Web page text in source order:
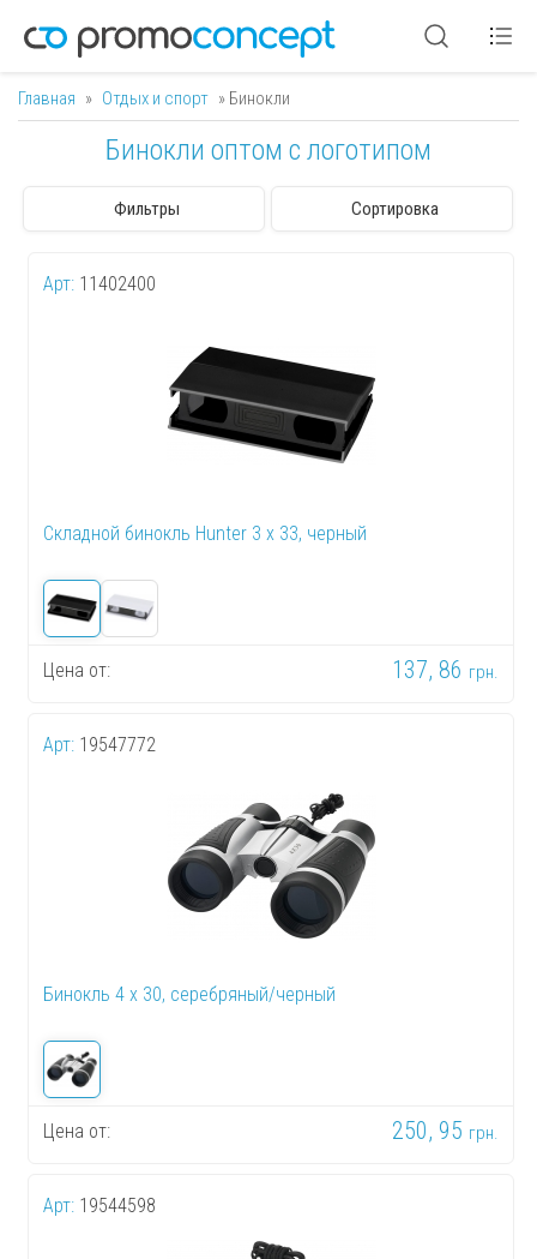
Вы здесь
Главная » Отдых и спорт » Бинокли
Бинокли оптом с логотипом
Фильтры Сортировка
Арт: 11402400
Складной бинокль Hunter 3 x 33, черный
Цена от: 137, 86 грн.
Арт: 19547772
Бинокль 4 x 30, серебряный/черный
Цена от: 250, 95 грн.
Арт: 19544598